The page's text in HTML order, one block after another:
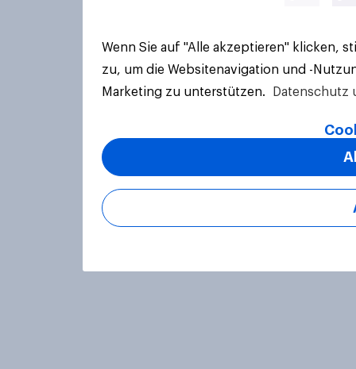
Wenn Sie auf "Alle akzeptieren" klicken,
zu, um die Websitenavigation und -
Marketing zu unterstützen.
Datenschutz